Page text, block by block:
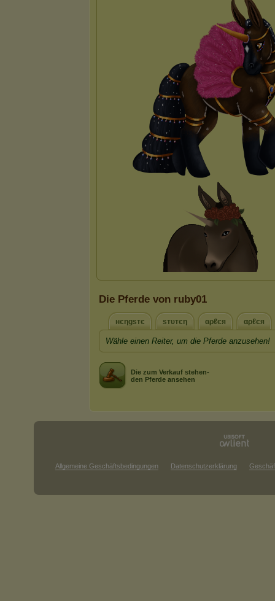
Die Pferde von ruby01
нєηgѕтє ѕтυтєη αρℓєя αρℓєя
Wähle einen Reiter, um die Pferde anzusehen!
Die zum Verkauf stehen-
den Pferde ansehen
Allgemeine Geschäftsbedingungen Datenschutzerklärung